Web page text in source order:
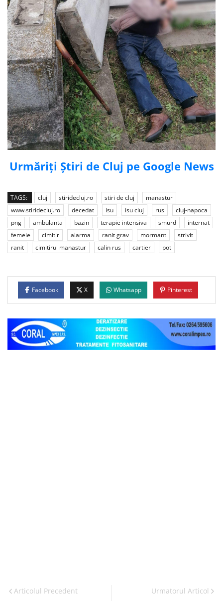
Urmăriți Știri de Cluj pe Google News
TAGS: cluj stiridecluj.ro stiri de cluj
manastur
www.stiridecluj.ro
decedat isu isu cluj rus
cluj-napoca
png
ambulanta bazin terapie intensiva smurd
internat
femeie
cimitir alarma ranit grav mormant
strivit
ranit
cimitirul manastur calin rus cartier pot
Facebook X Whatsapp Pinterest
Articolul Precedent Urmatorul Articol